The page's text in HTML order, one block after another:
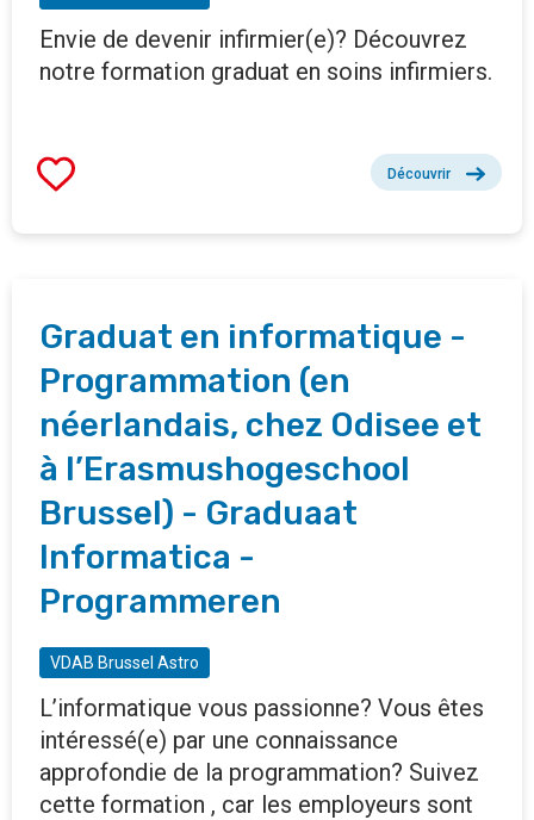
Envie de devenir infirmier(e)? Découvrez
notre formation graduat en soins infirmiers.
Découvrir
Graduat en informatique -
Programmation (en
néerlandais, chez Odisee et
à l’Erasmushogeschool
Brussel) - Graduaat
Informatica -
Programmeren
VDAB Brussel Astro
L’informatique vous passionne? Vous êtes
intéressé(e) par une connaissance
approfondie de la programmation? Suivez
cette formation , car les employeurs sont